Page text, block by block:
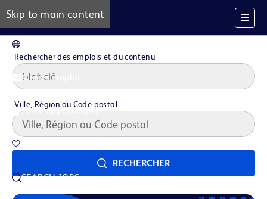
Skip to main content
Alertes emploi
Gérer applications
SEARCH JOBS
Rechercher des emplois et du contenu
Ville, Région ou Code postal
RECHERCHER